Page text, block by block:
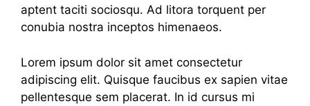
aptent taciti sociosqu. Ad litora torquent per
conubia nostra inceptos himenaeos.
Lorem ipsum dolor sit amet consectetur
adipiscing elit. Quisque faucibus ex sapien vitae
pellentesque sem placerat. In id cursus mi